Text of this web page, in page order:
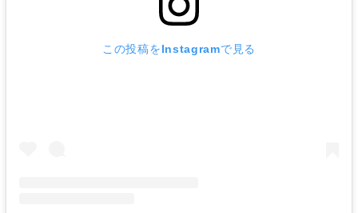
この投稿をInstagramで見る